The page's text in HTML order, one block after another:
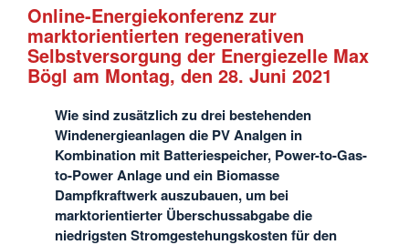
Online-Energiekonferenz zur
marktorientierten regenerativen
Selbstversorgung der Energiezelle Max
Bögl am Montag, den 28. Juni 2021
Wie sind zusätzlich zu drei bestehenden
Windenergieanlagen die PV Analgen in
Kombination mit Batteriespeicher, Power-to-Gas-
to-Power Anlage und ein Biomasse
Dampfkraftwerk auszubauen, um bei
marktorientierter Überschussabgabe die
niedrigsten Stromgestehungskosten für den